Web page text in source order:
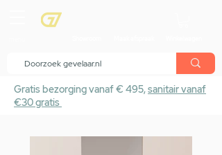
Gratis bezorging vanaf € 495,sanitair vanaf
€30 gratis